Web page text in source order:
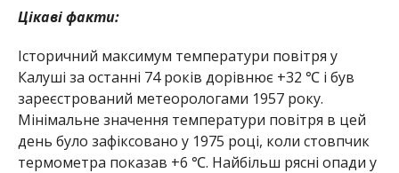
Цікаві факти:
Історичний максимум температури повітря у
Калуші за останні 74 років дорівнює +32 ℃ і був
зареєстрований метеорологами 1957 року.
Мінімальне значення температури повітря в цей
день було зафіксовано у 1975 році, коли стовпчик
термометра показав +6 ℃. Найбільш рясні опади у